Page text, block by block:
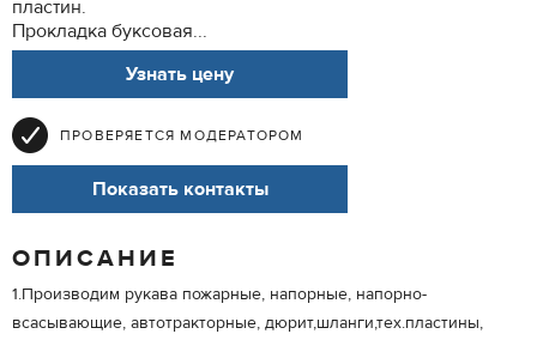
пластин.
Прокладка буксовая...
Узнать цену
ПРОВЕРЯЕТСЯ МОДЕРАТОРОМ
Показать контакты
ОПИСАНИЕ
1.Производим рукава пожарные, напорные, напорно-
всасывающие, автотракторные, дюрит,шланги,тех.пластины,